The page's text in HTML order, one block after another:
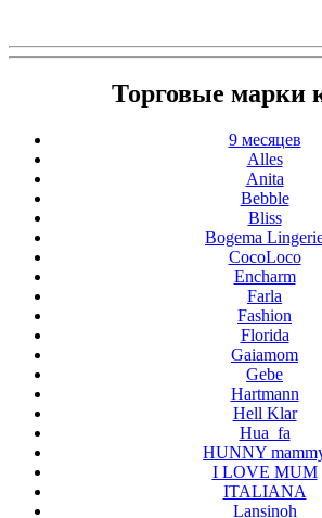
Торговые марки
9 месяцев
Alles
Anita
Bebble
Bliss
Bogema
CocoLoco
Encharm
Farla
Fashion
Florida
Gaiamom
Gebe
Hartmann
Hell Klar
Hua_fa
HUNNY
I LOVE MUM
ITALIANA
Lansinoh